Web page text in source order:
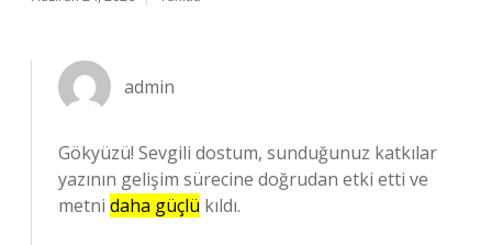
admin
Gökyüzü! Sevgili dostum, sunduğunuz katkılar
yazının gelişim sürecine doğrudan etki etti ve
metni daha güçlü kıldı.